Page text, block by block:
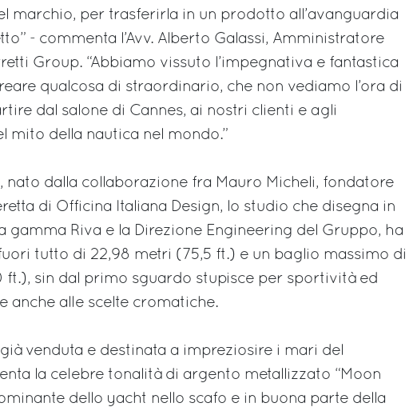
marchio, per trasferirla in un prodotto all’avanguardia
- commenta l’Avv. Alberto Galassi, Amministratore
Group. “Abbiamo vissuto l’impegnativa e fantastica
qualcosa di straordinario, che non vediamo l’ora di
dal salone di Cannes, ai nostri clienti e agli
mito della nautica nel mondo.”
nato dalla collaborazione fra Mauro Micheli, fondatore
di Officina Italiana Design, lo studio che disegna in
gamma Riva e la Direzione Engineering del Gruppo, ha
tutto di 22,98 metri (75,5 ft.) e un baglio massimo di
ft.), sin dal primo sguardo stupisce per sportività ed
anche alle scelte cromatiche.
venduta e destinata a impreziosire i mari del
la celebre tonalità di argento metallizzato “Moon
dello yacht nello scafo e in buona parte della